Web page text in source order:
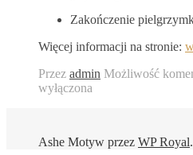
Zakończenie
Więcej informacji na stronie:
Przez admin Możliwość
wyłączona
Ashe Motyw przez WP Royal.